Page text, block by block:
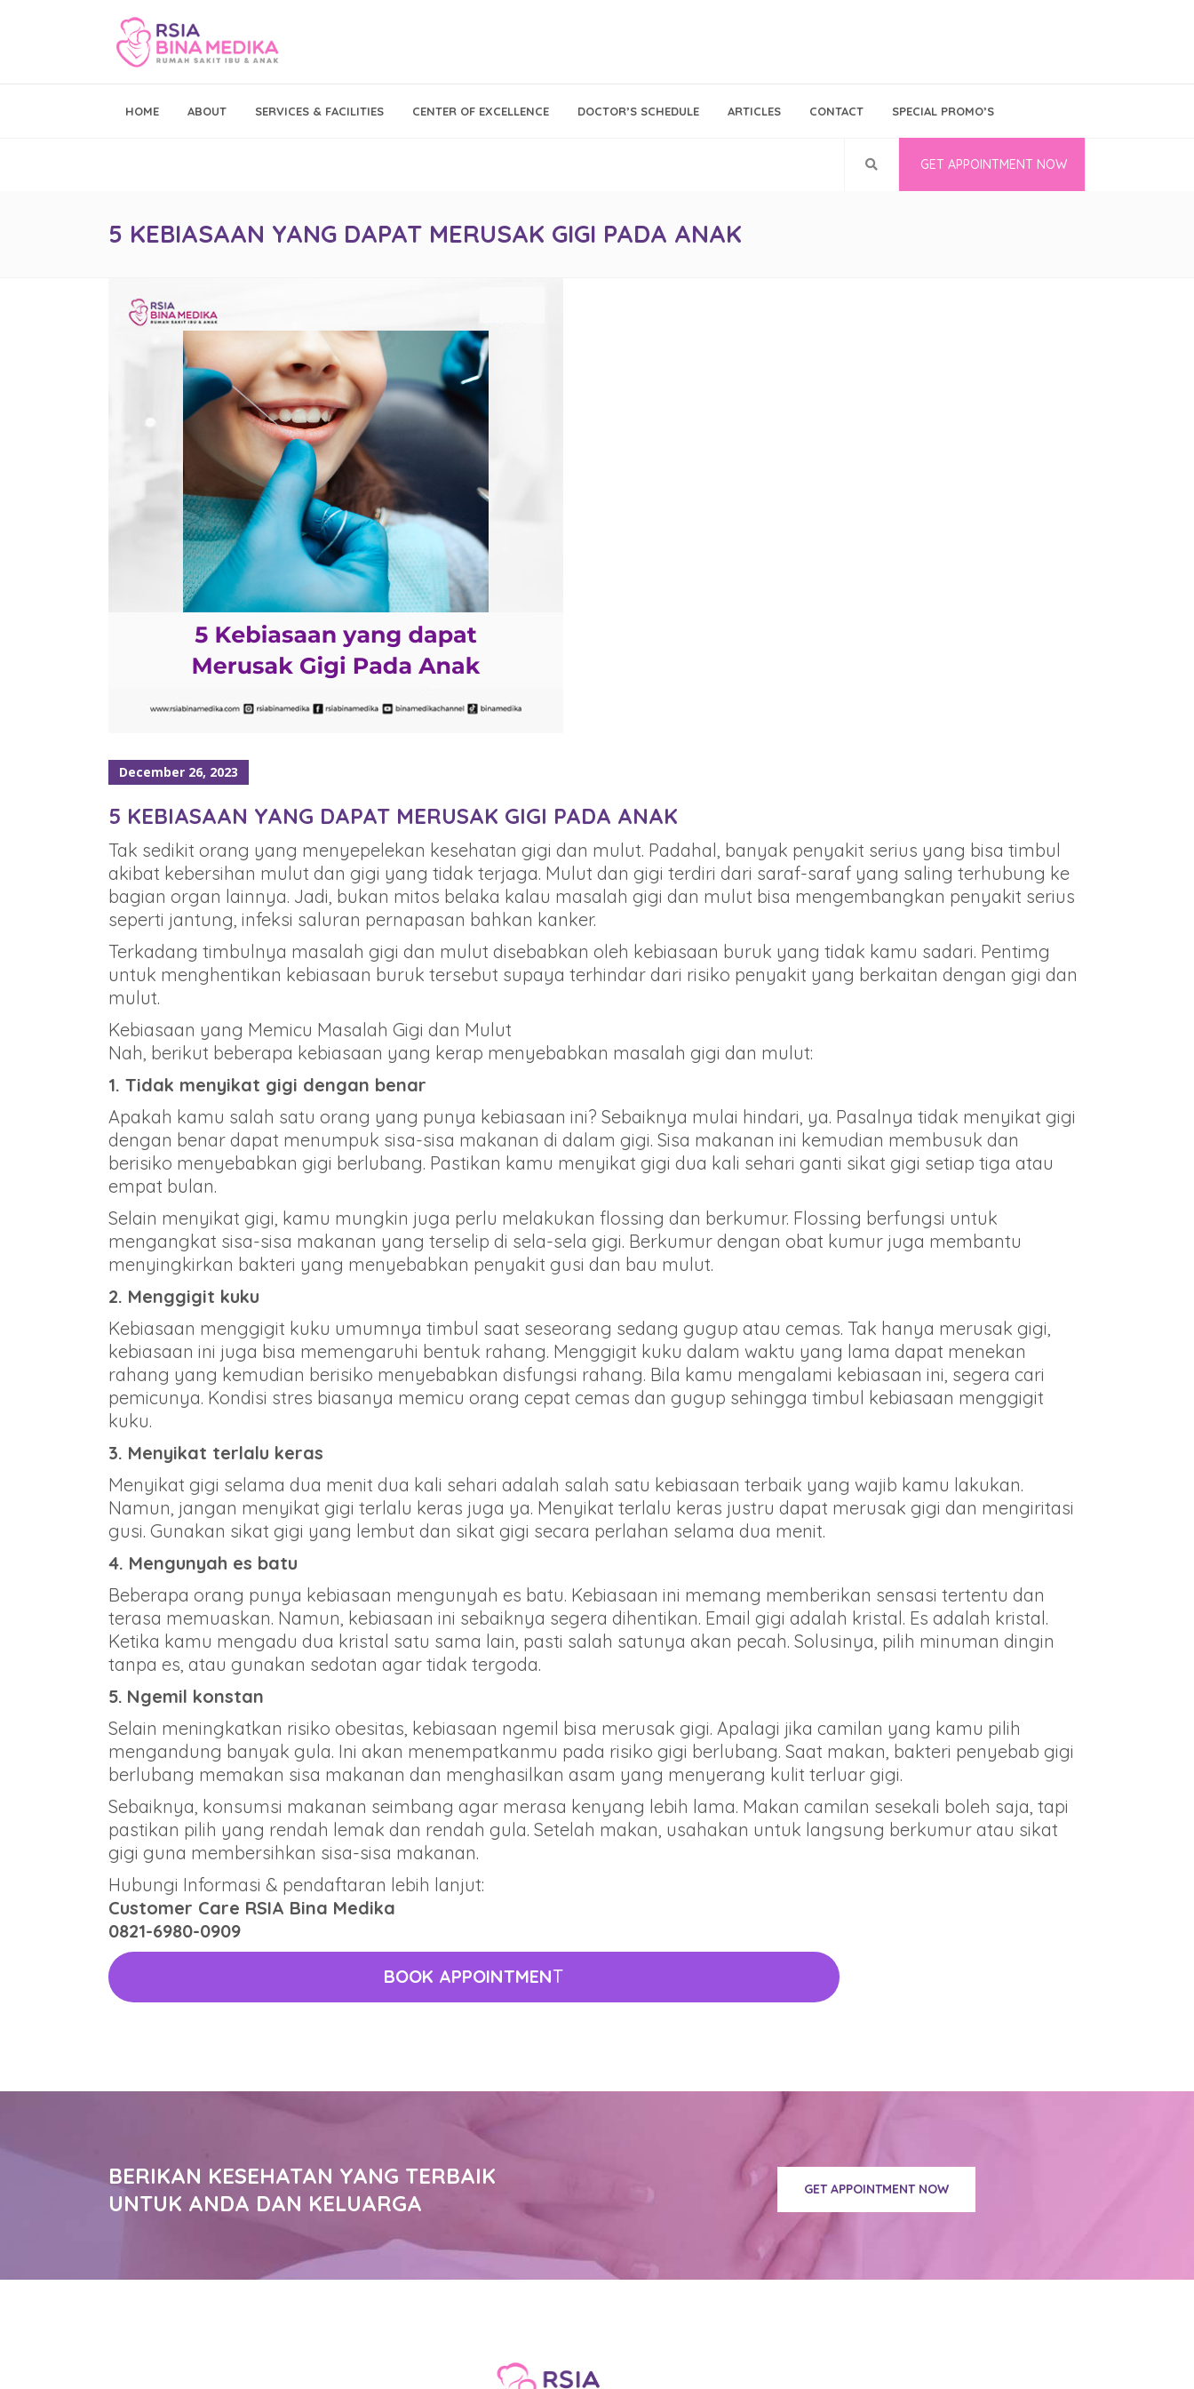
Emergency Call
Call Center
Klinik
Bina Medika
Follow Us
HOME ABOUT SERVICES & FACILITIES CENTER OF EXCELLENCE DOCTOR’S SCHEDULE ARTICLES CONTACT SPECIAL PROMO’S
GET APPOINTMENT NOW
5 KEBIASAAN YANG DAPAT MERUSAK GIGI PADA ANAK
December 26, 2023
5 KEBIASAAN YANG DAPAT MERUSAK GIGI PADA ANAK
Tak sedikit orang yang menyepelekan kesehatan gigi dan mulut. Padahal, banyak penyakit serius yang bisa timbul
akibat kebersihan mulut dan gigi yang tidak terjaga. Mulut dan gigi terdiri dari saraf-saraf yang saling terhubung ke
bagian organ lainnya. Jadi, bukan mitos belaka kalau masalah gigi dan mulut bisa mengembangkan penyakit serius
seperti jantung, infeksi saluran pernapasan bahkan kanker.
Terkadang timbulnya masalah gigi dan mulut disebabkan oleh kebiasaan buruk yang tidak kamu sadari. Pentimg
untuk menghentikan kebiasaan buruk tersebut supaya terhindar dari risiko penyakit yang berkaitan dengan gigi dan
mulut.
Kebiasaan yang Memicu Masalah Gigi dan Mulut
Nah, berikut beberapa kebiasaan yang kerap menyebabkan masalah gigi dan mulut:
1. Tidak menyikat gigi dengan benar
Apakah kamu salah satu orang yang punya kebiasaan ini? Sebaiknya mulai hindari, ya. Pasalnya tidak menyikat gigi
dengan benar dapat menumpuk sisa-sisa makanan di dalam gigi. Sisa makanan ini kemudian membusuk dan
berisiko menyebabkan gigi berlubang. Pastikan kamu menyikat gigi dua kali sehari ganti sikat gigi setiap tiga atau
empat bulan.
Selain menyikat gigi, kamu mungkin juga perlu melakukan flossing dan berkumur. Flossing berfungsi untuk
mengangkat sisa-sisa makanan yang terselip di sela-sela gigi. Berkumur dengan obat kumur juga membantu
menyingkirkan bakteri yang menyebabkan penyakit gusi dan bau mulut.
2. Menggigit kuku
Kebiasaan menggigit kuku umumnya timbul saat seseorang sedang gugup atau cemas. Tak hanya merusak gigi,
kebiasaan ini juga bisa memengaruhi bentuk rahang. Menggigit kuku dalam waktu yang lama dapat menekan
rahang yang kemudian berisiko menyebabkan disfungsi rahang. Bila kamu mengalami kebiasaan ini, segera cari
pemicunya. Kondisi stres biasanya memicu orang cepat cemas dan gugup sehingga timbul kebiasaan menggigit
kuku.
3. Menyikat terlalu keras
Menyikat gigi selama dua menit dua kali sehari adalah salah satu kebiasaan terbaik yang wajib kamu lakukan.
Namun, jangan menyikat gigi terlalu keras juga ya. Menyikat terlalu keras justru dapat merusak gigi dan mengiritasi
gusi. Gunakan sikat gigi yang lembut dan sikat gigi secara perlahan selama dua menit.
4. Mengunyah es batu
Beberapa orang punya kebiasaan mengunyah es batu. Kebiasaan ini memang memberikan sensasi tertentu dan
terasa memuaskan. Namun, kebiasaan ini sebaiknya segera dihentikan. Email gigi adalah kristal. Es adalah kristal.
Ketika kamu mengadu dua kristal satu sama lain, pasti salah satunya akan pecah. Solusinya, pilih minuman dingin
tanpa es, atau gunakan sedotan agar tidak tergoda.
5. Ngemil konstan
Selain meningkatkan risiko obesitas, kebiasaan ngemil bisa merusak gigi. Apalagi jika camilan yang kamu pilih
mengandung banyak gula. Ini akan menempatkanmu pada risiko gigi berlubang. Saat makan, bakteri penyebab gigi
berlubang memakan sisa makanan dan menghasilkan asam yang menyerang kulit terluar gigi.
Sebaiknya, konsumsi makanan seimbang agar merasa kenyang lebih lama. Makan camilan sesekali boleh saja, tapi
pastikan pilih yang rendah lemak dan rendah gula. Setelah makan, usahakan untuk langsung berkumur atau sikat
gigi guna membersihkan sisa-sisa makanan.
Hubungi Informasi & pendaftaran lebih lanjut:
Customer Care RSIA Bina Medika
0821-6980-0909
BOOK APPOINTMENT
BERIKAN KESEHATAN YANG TERBAIK
UNTUK ANDA DAN KELUARGA
GET APPOINTMENT NOW